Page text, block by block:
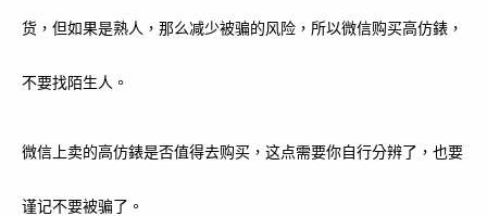
货，但如果是熟人，那么减少被骗的风险，所以微信购买高仿錶，
不要找陌生人。
微信上卖的高仿錶是否值得去购买，这点需要你自行分辨了，也要
谨记不要被骗了。